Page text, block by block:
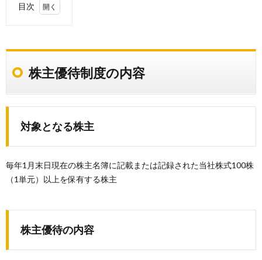
目次
1.
優待
の内
なる株
主
株主優
容
期
株主優待制度の内容
対象となる株主
毎年1月末日現在の株主名簿に記載または記録された当社株式100株
（1単元）以上を保有する株主
株主優待の内容